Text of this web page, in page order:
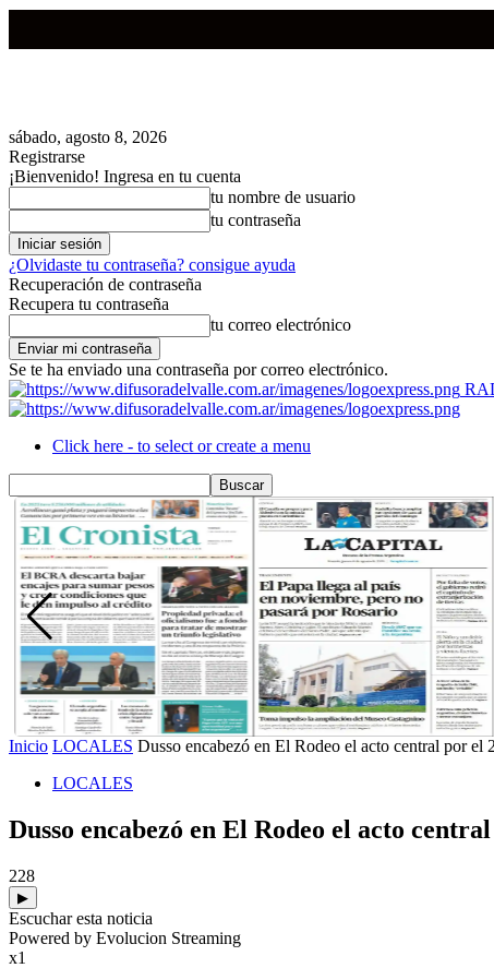
sábado, agosto 8, 2026
Registrarse
¡Bienvenido! Ingresa en tu cuenta
tu nombre de usuario
tu contraseña
¿Olvidaste tu contraseña? consigue ayuda
Recuperación de contraseña
Recupera tu contraseña
tu correo electrónico
Se te ha enviado una contraseña por correo electrónico.
Click here - to select or create a menu
Inicio LOCALES Dusso encabezó en El Rodeo el acto central por el
LOCALES
Dusso encabezó en El Rodeo el acto
228
▶
Escuchar esta noticia
Powered by Evolucion Streaming
x1